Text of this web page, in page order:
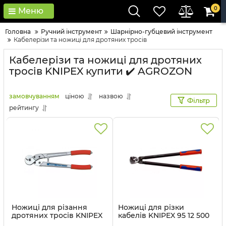
Меню 0
Головна Ручний інструмент
Шарнірно-губцевий інструмент
Кабелерізи та ножиці для дротяних тросів
Кабелерізи та ножиці для дротяних
тросів KNIPEX купити ✔️ AGROZON
замовчуванням ціною
назвою
рейтингу
Фільтр
Ножиці для різання
дротяних тросів KNIPEX
Ножиці для різки
кабелів KNIPEX 95 12 500